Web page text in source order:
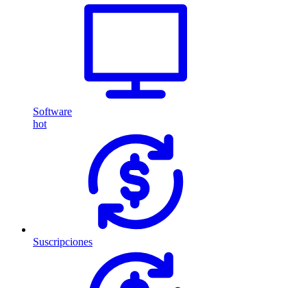
Software
hot
Suscripciones